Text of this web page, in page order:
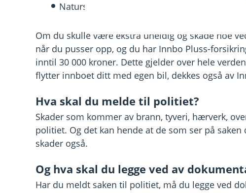
Naturskader etter skred, flom eller lignende.
Om du skulle være ekstra uheldig og skade noe
når du pusser opp, og du har Innbo Pluss-
inntil 30 000 kroner. Dette gjelder over hele
flytter innboet ditt med egen bil, dekkes også av
Hva skal du melde til politiet?
Skader som kommer av brann, tyveri, hærverk,
politiet. Og det kan hende at de som ser på
skader også.
Og hva skal du legge ved av
Har du meldt saken til politiet, må du legge ved